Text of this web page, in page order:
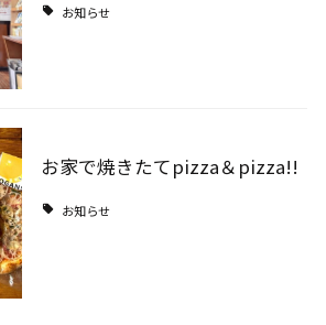
お知らせ
お家で焼きたてpizza＆pizza!!
お知らせ